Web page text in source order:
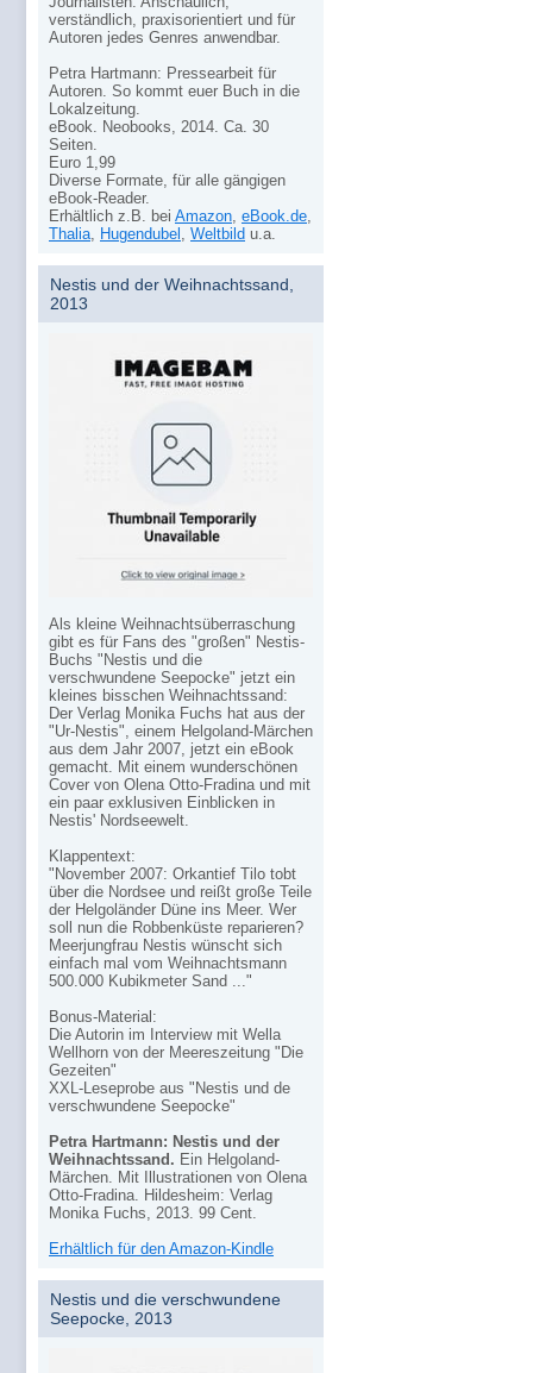
verständlich, praxisorientiert und für
Autoren jedes Genres anwendbar.
Petra Hartmann: Pressearbeit für
Autoren. So kommt euer Buch in die
Lokalzeitung.
eBook. Neobooks, 2014. Ca. 30
Seiten.
Euro 1,99
Diverse Formate, für alle gängigen
eBook-Reader.
Erhältlich z.B. bei Amazon, eBook.de,
Thalia, Hugendubel , Weltbild u.a.
Nestis und der Weihnachtssand,
2013
Als kleine Weihnachtsüberraschung
gibt es für Fans des "großen" Nestis-
Buchs "Nestis und die
verschwundene Seepocke" jetzt ein
kleines bisschen Weihnachtssand:
Der Verlag Monika Fuchs hat aus der
"Ur-Nestis", einem Helgoland-Märchen
aus dem Jahr 2007, jetzt ein eBook
gemacht. Mit einem wunderschönen
Cover von Olena Otto-Fradina und mit
ein paar exklusiven Einblicken in
Nestis' Nordseewelt.
Klappentext:
"November 2007: Orkantief Tilo tobt
über die Nordsee und reißt große Teile
der Helgoländer Düne ins Meer. Wer
soll nun die Robbenküste reparieren?
Meerjungfrau Nestis wünscht sich
einfach mal vom Weihnachtsmann
500.000 Kubikmeter Sand ..."
Bonus-Material:
Die Autorin im Interview mit Wella
Wellhorn von der Meereszeitung "Die
Gezeiten"
XXL-Leseprobe aus "Nestis und de
verschwundene Seepocke"
Petra Hartmann: Nestis und der
Weihnachtssand. Ein Helgoland-
Märchen. Mit Illustrationen von Olena
Otto-Fradina. Hildesheim: Verlag
Monika Fuchs, 2013. 99 Cent.
Erhältlich für den Amazon-Kindle
Nestis und die verschwundene
Seepocke, 2013